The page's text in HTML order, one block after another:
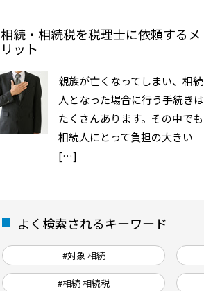
相続・相続税を税理士に依頼するメ
リット
親族が亡くなってしまい、相続
人となった場合に行う手続きは
たくさんあります。その中でも
相続人にとって負担の大きい
[…]
よく検索されるキーワード
#対象 相続
#相続 相続税